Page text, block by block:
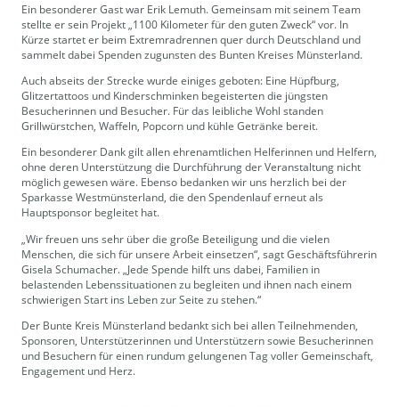
Ein besonderer Gast war Erik Lemuth. Gemeinsam mit seinem Team
stellte er sein Projekt „1100 Kilometer für den guten Zweck“ vor. In
Kürze startet er beim Extremradrennen quer durch Deutschland und
sammelt dabei Spenden zugunsten des Bunten Kreises Münsterland.
Auch abseits der Strecke wurde einiges geboten: Eine Hüpfburg,
Glitzertattoos und Kinderschminken begeisterten die jüngsten
Besucherinnen und Besucher. Für das leibliche Wohl standen
Grillwürstchen, Waffeln, Popcorn und kühle Getränke bereit.
Ein besonderer Dank gilt allen ehrenamtlichen Helferinnen und Helfern,
ohne deren Unterstützung die Durchführung der Veranstaltung nicht
möglich gewesen wäre. Ebenso bedanken wir uns herzlich bei der
Sparkasse Westmünsterland, die den Spendenlauf erneut als
Hauptsponsor begleitet hat.
„Wir freuen uns sehr über die große Beteiligung und die vielen
Menschen, die sich für unsere Arbeit einsetzen“, sagt Geschäftsführerin
Gisela Schumacher. „Jede Spende hilft uns dabei, Familien in
belastenden Lebenssituationen zu begleiten und ihnen nach einem
schwierigen Start ins Leben zur Seite zu stehen.“
Der Bunte Kreis Münsterland bedankt sich bei allen Teilnehmenden,
Sponsoren, Unterstützerinnen und Unterstützern sowie Besucherinnen
und Besuchern für einen rundum gelungenen Tag voller Gemeinschaft,
Engagement und Herz.